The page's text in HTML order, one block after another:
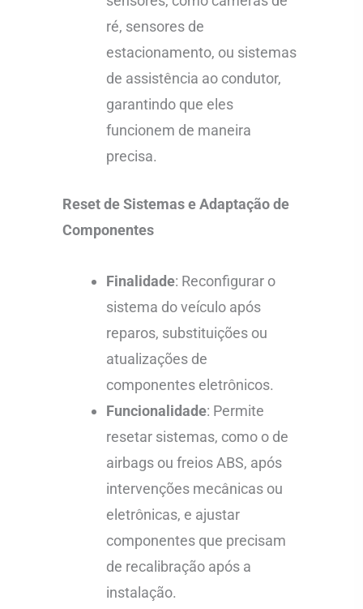
ré, sensores de
estacionamento, ou sistemas
de assistência ao condutor,
garantindo que eles
funcionem de maneira
precisa.
Reset de Sistemas e Adaptação de
Componentes
Finalidade: Reconfigurar o
sistema do veículo após
reparos, substituições ou
atualizações de
componentes eletrônicos.
Funcionalidade: Permite
resetar sistemas, como o de
airbags ou freios ABS, após
intervenções mecânicas ou
eletrônicas, e ajustar
componentes que precisam
de recalibração após a
instalação.